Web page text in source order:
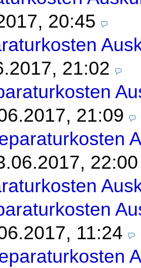
20:45
21:02
21:09
22:00
11:24